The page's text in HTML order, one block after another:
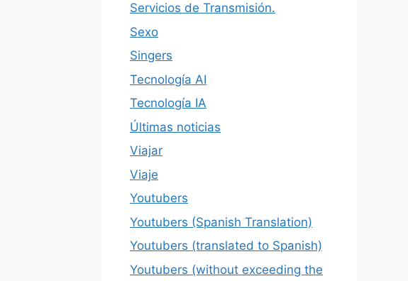
Servicios de Transmisión.
Sexo
Singers
Tecnología AI
Tecnología IA
Últimas noticias
Viajar
Viaje
Youtubers
Youtubers (Spanish Translation)
Youtubers (translated to Spanish)
Youtubers (without exceeding the